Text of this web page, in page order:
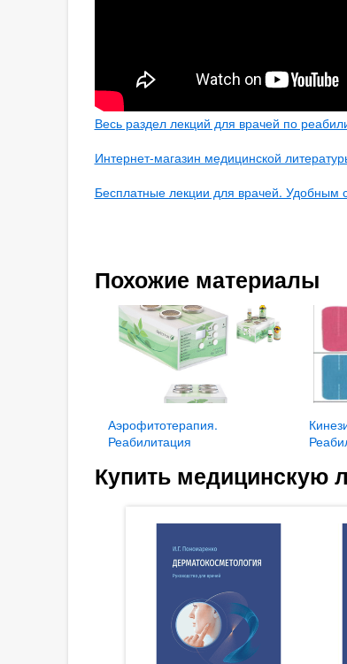
Весь раздел лекций для врачей по
Интернет-магазин медицинской
Бесплатные лекции для врачей. Удобным
Похожие материалы
Аэрофитотерапия.
Реабилитация
Купить медицинскую